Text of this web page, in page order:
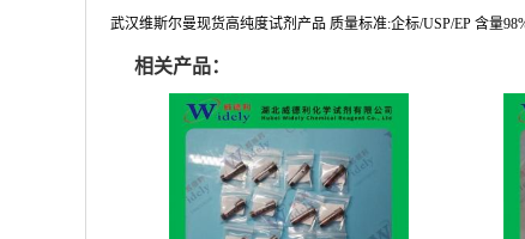
武汉维斯尔曼现货高纯度试剂产品 质量标准:企标/USP/EP 含量
相关产品：